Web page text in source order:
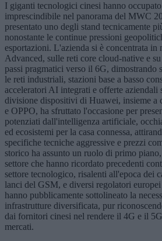
I giganti tecnologici cinesi hanno
imprescindibile nel panorama del MWC
presentato uno degli stand tecnicamente
nonostante le continue pressioni
esportazioni. L'azienda si è concentrata
Advanced, sulle reti core cloud-native e
passi pragmatici verso il 6G, dimostrando
le reti industriali, stazioni base a basso
acceleratori AI integrati e offerte aziendali
divisione dispositivi di Huawei, insieme a
e OPPO, ha sfruttato l'occasione per
potenziati dall'intelligenza artificiale,
ed ecosistemi per la casa connessa,
specifiche tecniche aggressive e prezzi
storico ha assunto un ruolo di primo
settore che hanno ricordato precedenti
settore tecnologico, risalenti all'epoca dei
lanci del GSM, e diversi regolatori
hanno pubblicamente sottolineato la
infrastrutture diversificata, pur
dai fornitori cinesi nel rendere il 4G e il
mercati.